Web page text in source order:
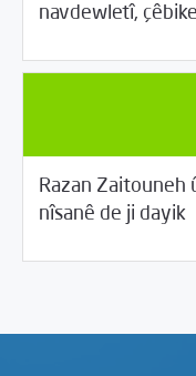
navdewletî, çêbike
Razan Zaitouneh
nîsanê de ji dayik
08/2017 Rotator